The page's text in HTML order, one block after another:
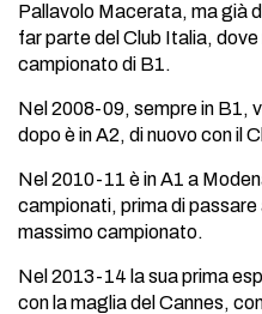
Pallavolo Macerata, ma già
far parte del Club Italia, dove
campionato di B1.
Nel 2008-09, sempre in B1,
dopo è in A2, di nuovo con il
Nel 2010-11 è in A1 a
campionati, prima di passare
massimo campionato.
Nel 2013-14 la sua prima
con la maglia del Cannes,